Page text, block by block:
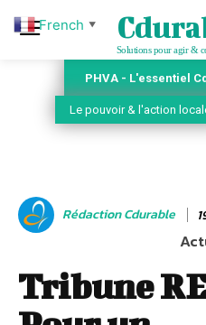
Solutions pour agir &
PHVA - L'essentiel
Le pouvoir & l'action
Rédaction Cdurable
Tribune
French ▼